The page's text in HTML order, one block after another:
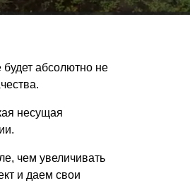
абсолютно не
несущая
чем увеличивать
и даем свои